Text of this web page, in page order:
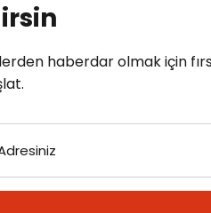
haberdar olmak için